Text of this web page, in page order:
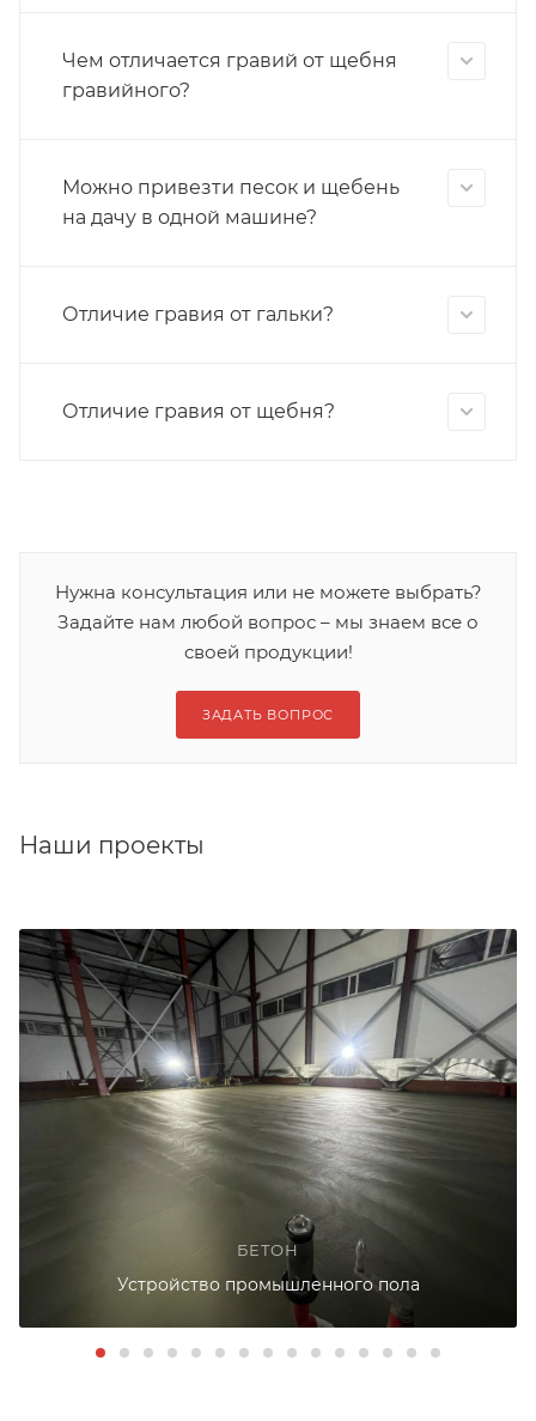
Чем отличается гравий от щебня
гравийного?
Можно привезти песок и щебень
на дачу в одной машине?
Отличие гравия от гальки?
Отличие гравия от щебня?
Нужна консультация или не можете выбрать?
Задайте нам любой вопрос – мы знаем все о
своей продукции!
ЗАДАТЬ ВОПРОС
Наши проекты
БЕТОН
Устройство промышленного пола